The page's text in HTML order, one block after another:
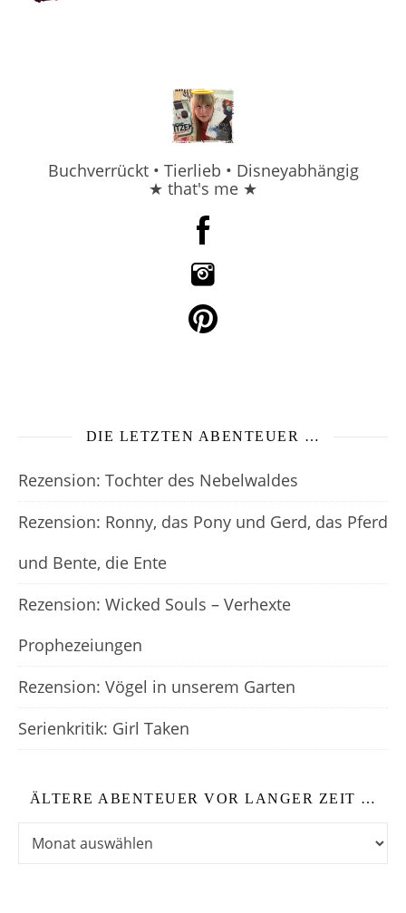
Buchverrückt • Tierlieb • Disneyabhängig
★ that's me ★
DIE LETZTEN ABENTEUER …
Rezension: Tochter des Nebelwaldes
Rezension: Ronny, das Pony und Gerd, das Pferd
und Bente, die Ente
Rezension: Wicked Souls – Verhexte
Prophezeiungen
Rezension: Vögel in unserem Garten
Serienkritik: Girl Taken
ÄLTERE ABENTEUER VOR LANGER ZEIT …